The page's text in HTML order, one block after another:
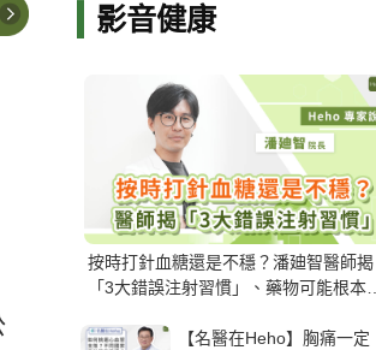
影音健康
按時打針血糖還是不穩？潘廸智醫師揭
「3大錯誤注射習慣」、藥物可能根本沒
【名醫在Heho】胸痛一定